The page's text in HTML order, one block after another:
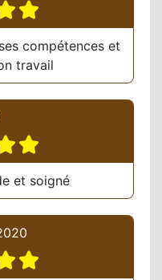
compétences et
travail
et soigné